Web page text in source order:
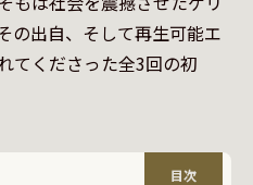
の出自、そして再生可能エ
てくださった全3回の初
目次